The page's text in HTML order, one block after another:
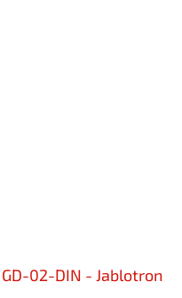
02-DIN - Jablotron